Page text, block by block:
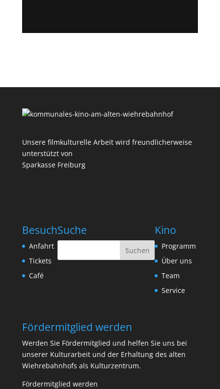
Unsere filmkulturelle Arbeit wird freundlicherweise
unterstützt von
Sparkasse Freiburg
Besuch
Anfahrt
Tickets
Café
Suche Kino
Programm
Über uns
Team
Service
Fördermitglied werden
Werden Sie Fördermitglied und helfen Sie uns bei
unserer Kulturarbeit und der Erhaltung des alten
Wiehrebahnhofs als Kulturzentrum.
Fördermitglied werden